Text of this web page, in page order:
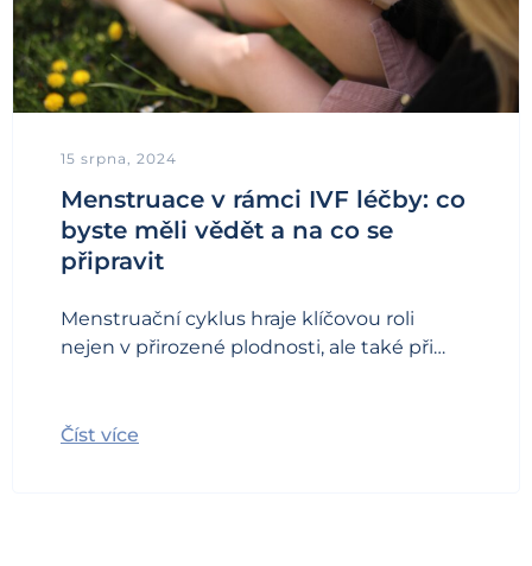
15 srpna, 2024
Menstruace v rámci IVF léčby: co
byste měli vědět a na co se
připravit
Menstruační cyklus hraje klíčovou roli
nejen v přirozené plodnosti, ale také při…
Číst více